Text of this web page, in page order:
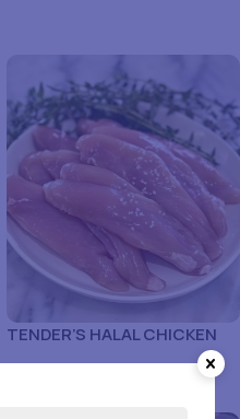
TENDER’S HALAL CHICKEN